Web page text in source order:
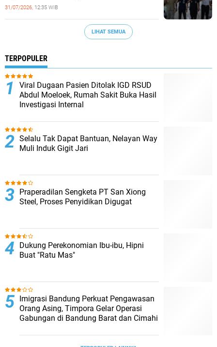
31/07/2026, 12:35 WIB
LIHAT SEMUA
TERPOPULER
Viral Dugaan Pasien Ditolak IGD RSUD
Abdul Moeloek, Rumah Sakit Buka Hasil
Investigasi Internal
Selalu Tak Dapat Bantuan, Nelayan Way
Muli Induk Gigit Jari
Praperadilan Sengketa PT San Xiong
Steel, Proses Penyidikan Digugat
Dukung Perekonomian Ibu-ibu, Hipni
Buat "Ratu Mas"
Imigrasi Bandung Perkuat Pengawasan
Orang Asing, Timpora Gelar Operasi
Gabungan di Bandung Barat dan Cimahi